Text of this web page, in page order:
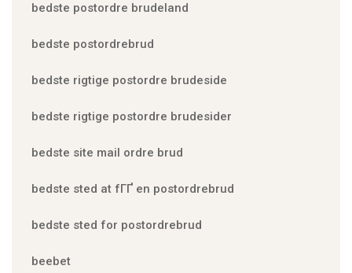
bedste postordre brudeland
bedste postordrebrud
bedste rigtige postordre brudeside
bedste rigtige postordre brudesider
bedste site mail ordre brud
bedste sted at fГҐ en postordrebrud
bedste sted for postordrebrud
beebet